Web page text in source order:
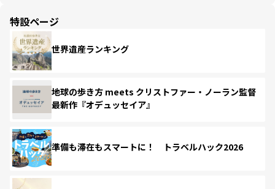
特設ページ
世界遺産ランキング
地球の歩き方 meets クリストファー・ノーラン監督
最新作『オデュッセイア』
準備も滞在もスマートに！ トラベルハック2026